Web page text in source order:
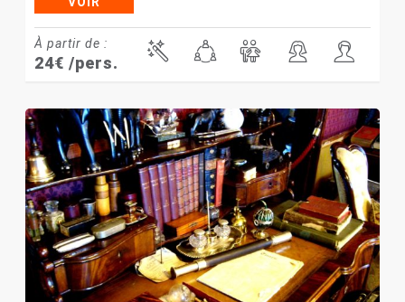
À partir de :
24€ /pers.